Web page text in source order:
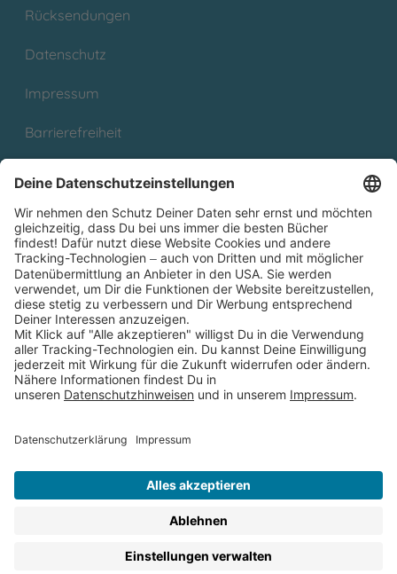
Rücksendungen
Datenschutz
Impressum
Barrierefreiheit
Partnerprogramm (Affiliate)
Folge uns auf
* Versandkostenfrei ab 9,00 € Bestellwert innerhalb
Deutschlands
** Lieferzeit 1-3 Werktage innerhalb Deutschlands
Thienemann-Esslinger Verlag GmbH, Blumenstraße 36, D-70182